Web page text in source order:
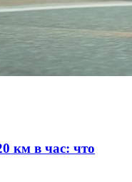
км в час: что